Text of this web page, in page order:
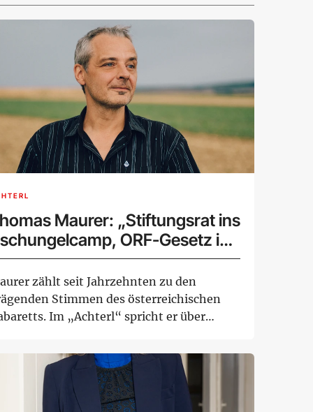
Maurer: „Stiftungsrat ins
ORF-Gesetz in
Alltag"
zählt seit Jahrzehnten zu den
Stimmen des österreichischen
Im „Achterl“ spricht er über